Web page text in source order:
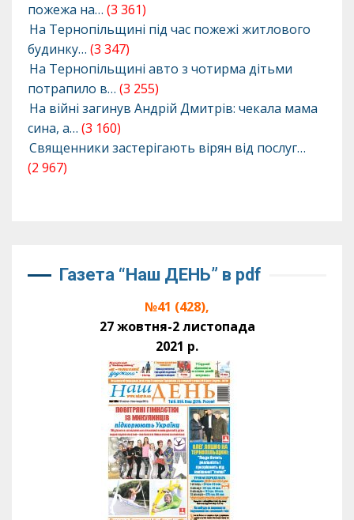
пожежа на… (3 361)
На Тернопільщині під час пожежі житлового
будинку… (3 347)
На Тернопільщині авто з чотирма дітьми
потрапило в… (3 255)
На війні загинув Андрій Дмитрів: чекала мама
сина, а… (3 160)
Священники застерігають вірян від послуг…
(2 967)
Газета “Наш ДЕНЬ” в pdf
№41 (428),
27 жовтня-2 листопада
2021 р.